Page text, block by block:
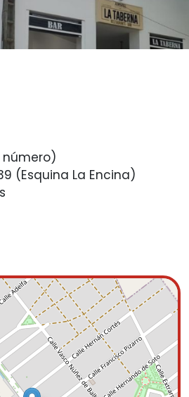
(Esquina La Encina)